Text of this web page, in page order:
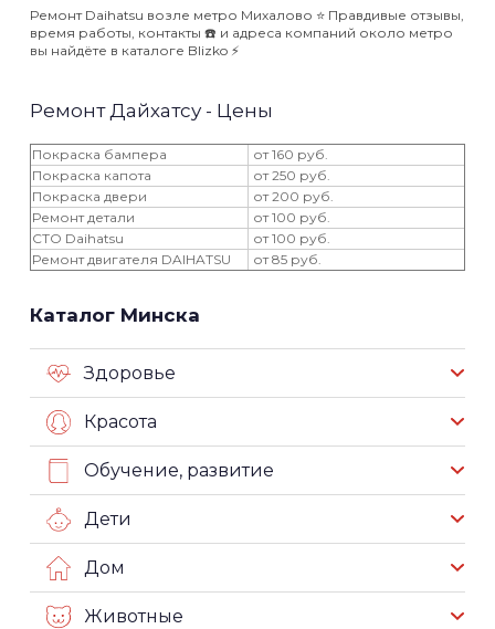
Ремонт Daihatsu возле метро Михалово ⭐️ Правдивые отзывы,
время работы, контакты ☎️ и адреса компаний около метро
вы найдёте в каталоге Blizko ⚡️
Ремонт Дайхатсу - Цены
Покраска бампера
от 160 руб.
Покраска капота
от 250 руб.
Покраска двери
от 200 руб.
Ремонт детали
от 100 руб.
СТО Daihatsu
от 100 руб.
Ремонт двигателя DAIHATSU
от 85 руб.
Каталог Минска
Здоровье
Красота
Обучение, развитие
Дети
Дом
Животные